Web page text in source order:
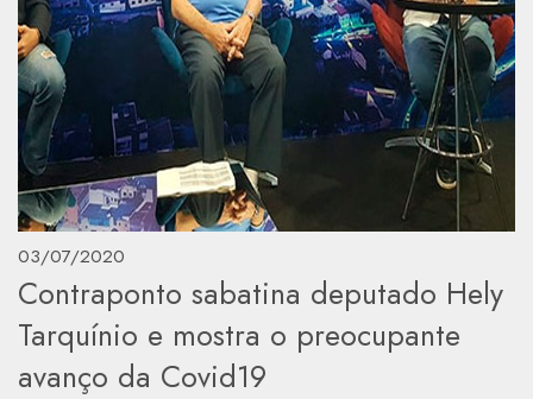
03/07/2020
Contraponto sabatina deputado Hely
Tarquínio e mostra o preocupante
avanço da Covid19